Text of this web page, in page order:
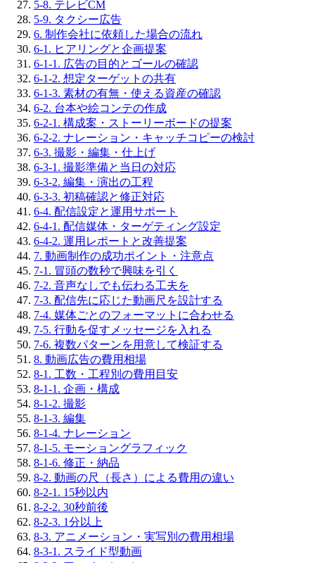
5-8. テレビCM
5-9. タクシー広告
6. 制作会社に依頼した場合の流れ
6-1. ヒアリングと企画提案
6-1-1. 広告の目的とゴールの確認
6-1-2. 想定ターゲットの共有
6-1-3. 素材の有無・使える資産の確認
6-2. 台本や絵コンテの作成
6-2-1. 構成案・ストーリーボードの提案
6-2-2. ナレーション・キャッチコピーの検討
6-3. 撮影・編集・仕上げ
6-3-1. 撮影準備と当日の対応
6-3-2. 編集・演出の工程
6-3-3. 初稿確認と修正対応
6-4. 配信設定と運用サポート
6-4-1. 配信媒体・ターゲティング設定
6-4-2. 運用レポートと改善提案
7. 動画制作の成功ポイント・注意点
7-1. 冒頭の数秒で興味を引く
7-2. 音声なしでも伝わる工夫を
7-3. 配信先に応じた動画尺を設計する
7-4. 媒体ごとのフォーマットに合わせる
7-5. 行動を促すメッセージを入れる
7-6. 複数パターンを用意して検証する
8. 動画広告の費用相場
8-1. 工数・工程別の費用目安
8-1-1. 企画・構成
8-1-2. 撮影
8-1-3. 編集
8-1-4. ナレーション
8-1-5. モーショングラフィック
8-1-6. 修正・納品
8-2. 動画の尺（長さ）による費用の違い
8-2-1. 15秒以内
8-2-2. 30秒前後
8-2-3. 1分以上
8-3. アニメーション・実写別の費用相場
8-3-1. スライド型動画